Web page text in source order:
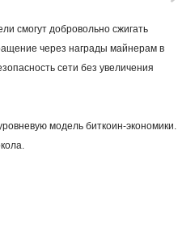
смогут добровольно сжигать
через награды майнерам в
сети без увеличения
модель биткоин-экономики.